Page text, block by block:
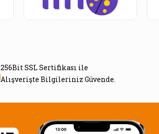
256Bit SSL Sertifikası ile
Alışverişte Bilgileriniz Güvende.